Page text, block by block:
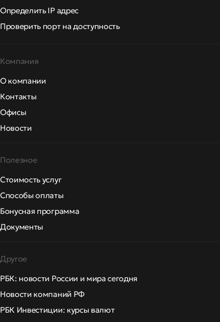
Определить IP адрес
Проверить порт на доступность
Компания
О компании
Контакты
Офисы
Новости
Полезное
Стоимость услуг
Способы оплаты
Бонусная программа
Документы
Другое
РБК: новости России и мира сегодня
Новости компаний РФ
РБК Инвестиции: курсы валют